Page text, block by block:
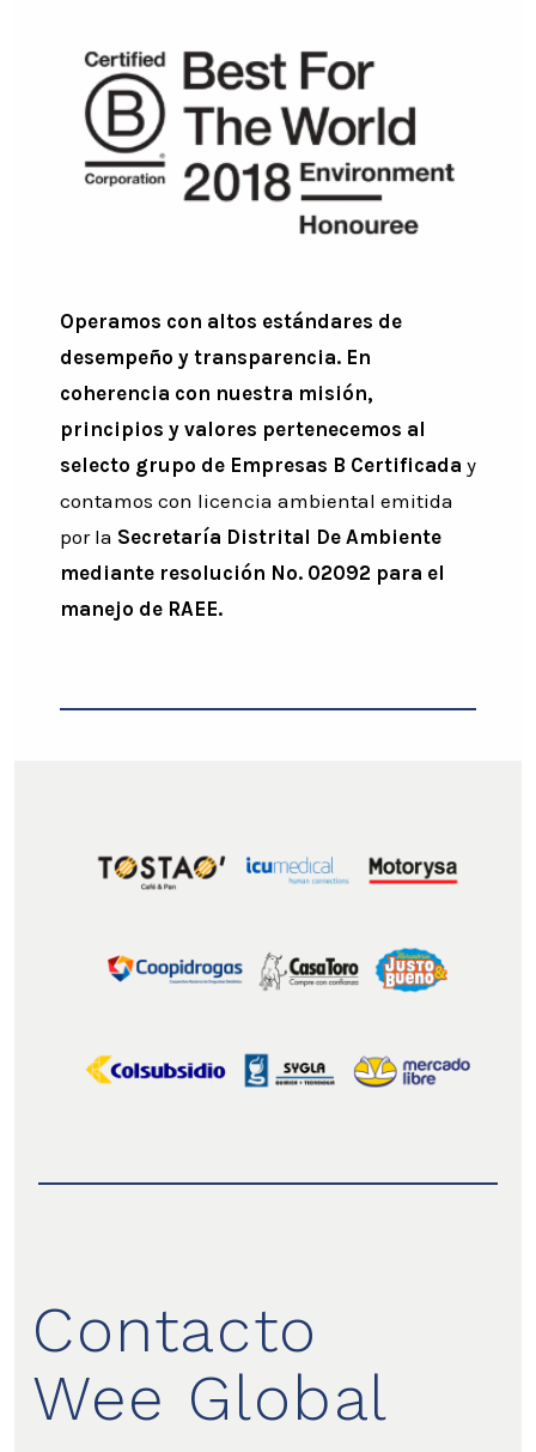
Operamos con altos estándares de
desempeño y transparencia. En
coherencia con nuestra misión,
principios y valores pertenecemos al
selecto grupo de Empresas B Certificada y
contamos con licencia ambiental emitida
por la Secretaría Distrital De Ambiente
mediante resolución No. 02092 para el
manejo de RAEE.
Contacto
Wee Global